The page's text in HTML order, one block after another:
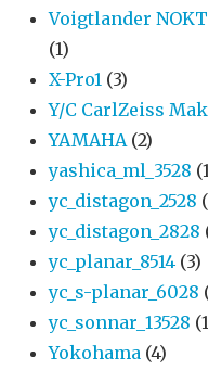
Voigtlander
(1)
X-Pro1 (3)
Y/C CarlZeiss
YAMAHA (2)
yashica_ml_3528
yc_distagon_2528
yc_distagon_2828
yc_planar_8514 (3)
yc_s-planar_6028
yc_sonnar_13528
Yokohama (4)